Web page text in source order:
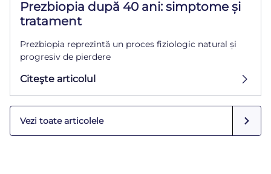
Prezbiopia după 40 ani: simptome și
tratament
Prezbiopia reprezintă un proces fiziologic natural și
progresiv de pierdere
Citeşte articolul
Vezi toate articolele